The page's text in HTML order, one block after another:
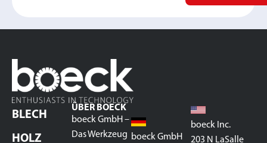
BLECH
HOLZ
ÜBER BOECK
boeck GmbH –
Das Werkzeug boeck GmbH
boeck Inc.
203 N LaSalle